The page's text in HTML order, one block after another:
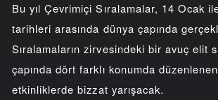
Bu yıl Çevrimiçi Sıralamalar, 14 Ocak
tarihleri arasında dünya çapında
Sıralamaların zirvesindeki bir avuç elit
çapında dört farklı konumda
etkinliklerde bizzat yarışacak.